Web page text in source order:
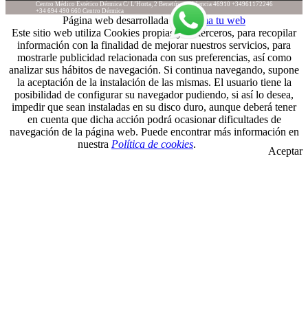
Centro Médico Estético Dérmica C/ L’Horta, 2 Benetússer Valencia 46910 +34961172246
+34 694 490 660 Centro Dérmica
Página web desarrollada por Suma tu web
Este sitio web utiliza Cookies propias y de terceros, para recopilar
información con la finalidad de mejorar nuestros servicios, para
mostrarle publicidad relacionada con sus preferencias, así como
analizar sus hábitos de navegación. Si continua navegando, supone
la aceptación de la instalación de las mismas. El usuario tiene la
posibilidad de configurar su navegador pudiendo, si así lo desea,
impedir que sean instaladas en su disco duro, aunque deberá tener
en cuenta que dicha acción podrá ocasionar dificultades de
navegación de la página web. Puede encontrar más información en
nuestra Política de cookies.
Aceptar